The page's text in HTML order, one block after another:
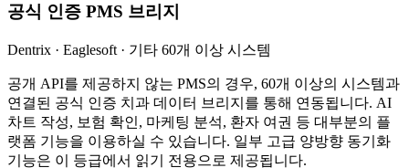
공식 인증 PMS 브리지
Dentrix · Eaglesoft · 기타 60개 이상 시스템
공개 API를 제공하지 않는 PMS의 경우, 60개 이상의 시스템과
연결된 공식 인증 치과 데이터 브리지를 통해 연동됩니다. AI
차트 작성, 보험 확인, 마케팅 분석, 환자 여권 등 대부분의 플
랫폼 기능을 이용하실 수 있습니다. 일부 고급 양방향 동기화
기능은 이 등급에서 읽기 전용으로 제공됩니다.